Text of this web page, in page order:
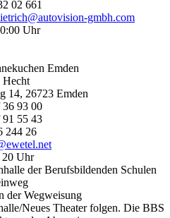
02 661
gmbh.com
Uhr
Emden
Hecht
14, 26723 Emden
36 93 00
91 55 43
244 26
20 Uhr
der Berufsbildenden Schulen
der Wegweisung
Neues Theater folgen. Die BBS